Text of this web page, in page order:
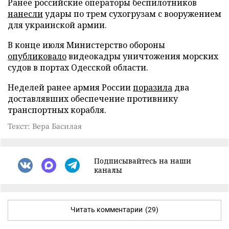
Ранее российские операторы беспилотников
нанеслиудары по трем сухогрузам с вооружением
для украинской армии.
В конце июля Министерство обороны
опубликоваловидеокадры уничтожения морских
судов в портах Одесской области.
Неделей ранее армия Россиипоразила два
доставлявших обеспечение противнику
транспортных корабля.
Текст: Вера Басилая
Подписывайтесь на наши
каналы
Читать комментарии (29)